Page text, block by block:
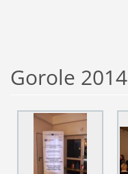
Gorole 2014